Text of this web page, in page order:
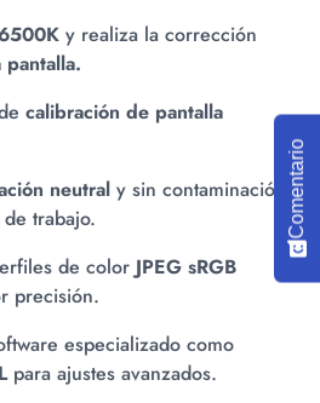
y realiza la corrección
pantalla.
calibración de pantalla
neutral y sin contaminación
trabajo.
de color JPEG sRGB
precisión.
especializado como
para ajustes avanzados.
Comentario